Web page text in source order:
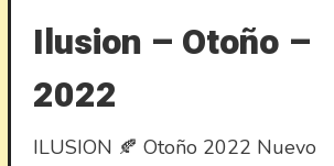
Ilusion – Otoño –
2022
ILUSION 🍂 Otoño 2022 Nuevo